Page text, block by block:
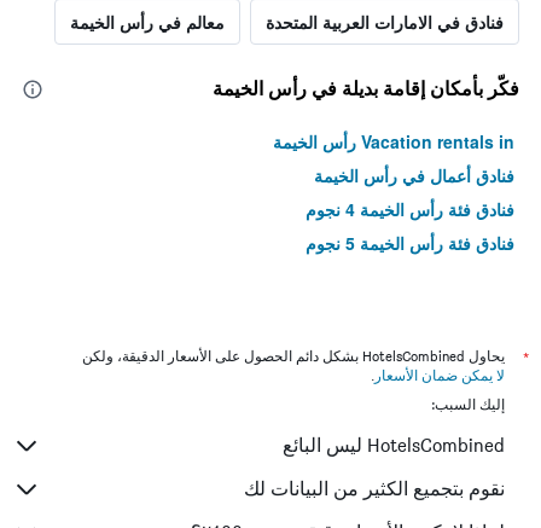
فنادق في الامارات العربية المتحدة معالم في رأس الخيمة
فكّر بأمكان إقامة بديلة في رأس الخيمة
Vacation rentals in رأس الخيمة
فنادق أعمال في رأس الخيمة
فنادق فئة رأس الخيمة 4 نجوم
فنادق فئة رأس الخيمة 5 نجوم
*
يحاول HotelsCombined بشكل دائم الحصول على الأسعار الدقيقة، ولكن
لا يمكن ضمان الأسعار
إليك السبب:
HotelsCombined ليس البائع
نقوم بتجميع الكثير من البيانات لك